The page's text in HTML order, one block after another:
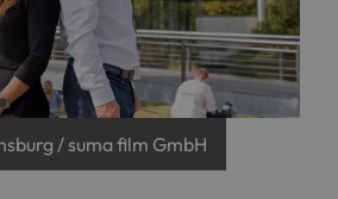
/ suma film GmbH